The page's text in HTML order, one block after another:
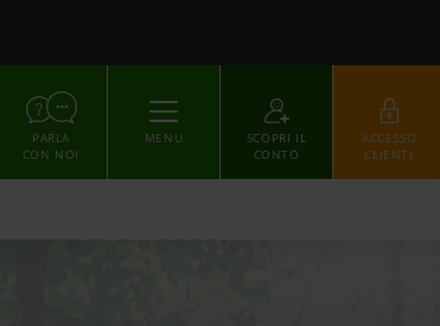
PARLA
CON NOI
MENU
SCOPRI IL
CONTO
ACCESSO
CLIENTI